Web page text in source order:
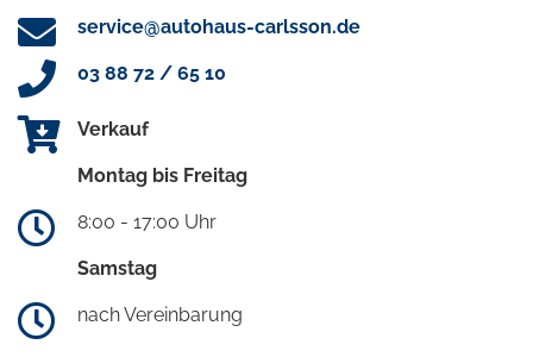
service@autohaus-carlsson.de
03 88 72 / 65 10
Verkauf
Montag bis Freitag
8:00 - 17:00 Uhr
Samstag
nach Vereinbarung